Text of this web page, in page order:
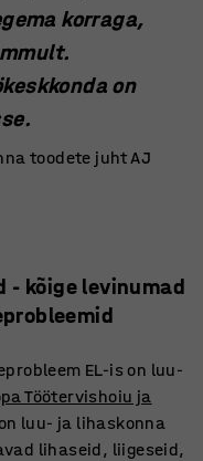
korraga,
on
toodete juht AJ
- kõige levinumad
EL-is on luu-
Töötervishoiu ja
luu- ja lihaskonna
lihaseid, liigeseid,